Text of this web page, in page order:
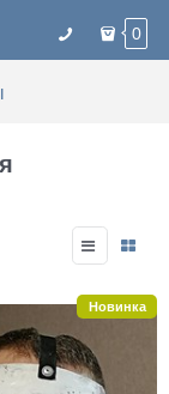
0
Новинка